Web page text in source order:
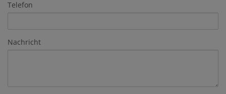
Telefon
Nachricht